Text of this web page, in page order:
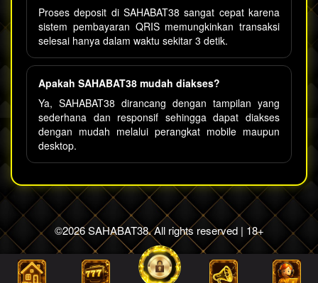
Proses deposit di SAHABAT38 sangat cepat karena
sistem pembayaran QRIS memungkinkan transaksi
selesai hanya dalam waktu sekitar 3 detik.
Apakah SAHABAT38 mudah diakses?
Ya, SAHABAT38 dirancang dengan tampilan yang
sederhana dan responsif sehingga dapat diakses
dengan mudah melalui perangkat mobile maupun
desktop.
©2026 SAHABAT38. All rights reserved | 18+